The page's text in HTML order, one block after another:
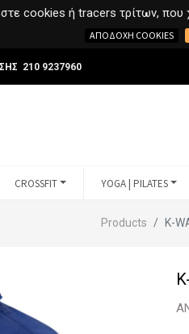
cookies ή tracers τρίτων,
ΑΠΟΔΟΧΉ COOKIES
210 9237960
CROSSFIT YOGA | PILATES
Products K-